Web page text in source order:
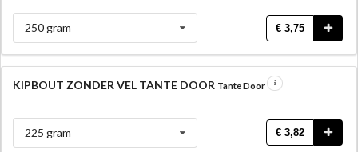
250 gram € 3,75
KIPBOUT ZONDER VEL TANTE DOOR Tante Door
225 gram € 3,82